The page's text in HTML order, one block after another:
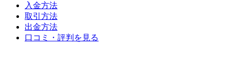
入金方法
取引方法
出金方法
口コミ・評判を見る